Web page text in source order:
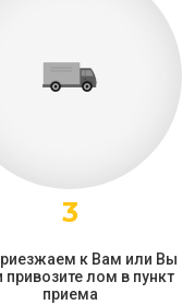
3
к Вам или Вы
привозите лом в пункт
приема